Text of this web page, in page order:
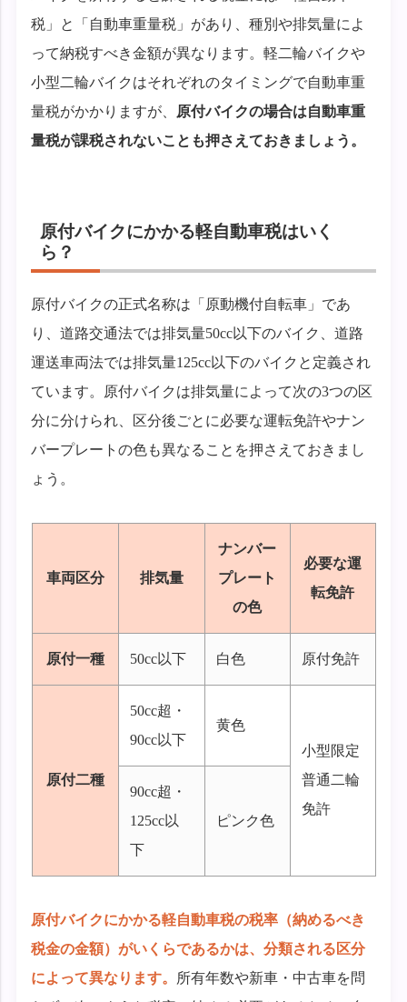
税」と「自動車重量税」があり、種別や排気量によ
って納税すべき金額が異なります。軽二輪バイクや
小型二輪バイクはそれぞれのタイミングで自動車重
量税がかかりますが、 原付バイクの場合は自動車重
量税が課税されないことも押さえておきましょう。
原付バイクにかかる軽自動車税はいく
ら？
原付バイクの正式名称は「原動機付自転車」であ
り、道路交通法では排気量50cc以下のバイク、道路
運送車両法では排気量125cc以下のバイクと定義され
ています。原付バイクは排気量によって次の3つの区
分に分けられ、区分後ごとに必要な運転免許やナン
バープレートの色も異なることを押さえておきまし
ょう。
車両区分 排気量
ナンバー
プレート
の色
必要な運
転免許
原付一種 50cc以下 白色 原付免許
原付二種
50cc超・
90cc以下
黄色
小型限定
普通二輪
免許
90cc超・
125cc以
下
ピンク色
原付バイクにかかる軽自動車税の税率（納めるべき
税金の金額）がいくらであるかは、分類される区分
によって異なります。 所有年数や新車・中古車を問